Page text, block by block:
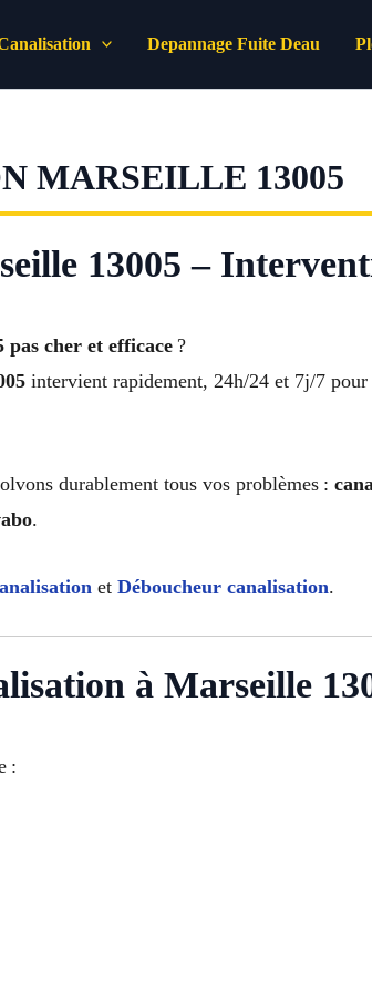
Depannage Fuite Deau
MARSEILLE 13005
13005 –
pas cher et efficace ?
intervient rapidement, 24h/24 et 7j/7
durablement tous vos problèmes :
.
et Déboucheur canalisation.
à Marseille
: